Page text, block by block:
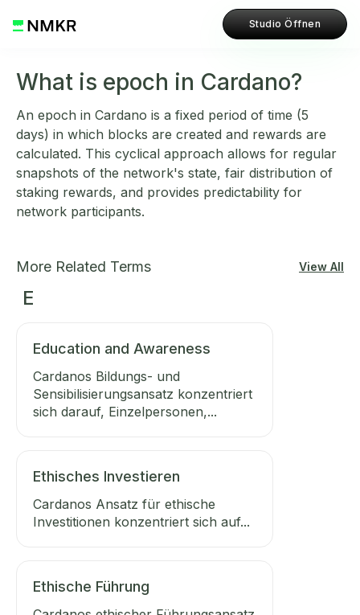
Studio Öffnen
What is epoch in Cardano?
An epoch in Cardano is a fixed period of time (5
days) in which blocks are created and rewards are
calculated. This cyclical approach allows for regular
snapshots of the network's state, fair distribution of
staking rewards, and provides predictability for
network participants.
More Related Terms View All
E
Education and Awareness
Cardanos Bildungs- und
Sensibilisierungsansatz konzentriert
sich darauf, Einzelpersonen,...
Ethisches Investieren
Cardanos Ansatz für ethische
Investitionen konzentriert sich auf...
Ethische Führung